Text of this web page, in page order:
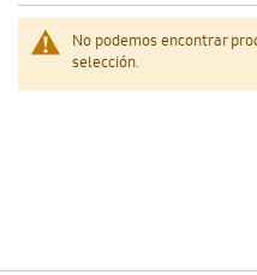
No podemos encontrar
selección.